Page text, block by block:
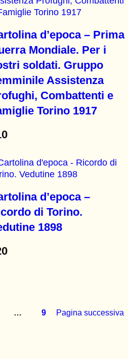
d’epoca – Prima
Mondiale. Per i
soldati. Gruppo
Assistenza
Combattenti e
Torino 1917
d’epoca –
di Torino.
1898
… 9 Pagina successiva